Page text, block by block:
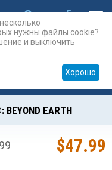
Prepaid
BEYOND EARTH
$47.99
нужны файлы cookie?
и выключить
Хорошо